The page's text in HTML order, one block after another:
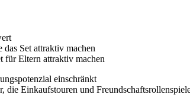
Set attraktiv machen
für Eltern attraktiv machen
einschränkt
die Einkaufstouren und